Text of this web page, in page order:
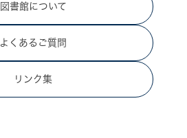
図書館について
よくあるご質問
リンク集